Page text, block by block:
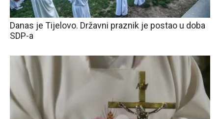
Danas je Tijelovo. Državni praznik je postao u doba
SDP-a